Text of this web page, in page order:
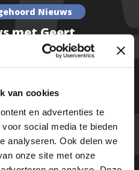
van cookies
en advertenties te
social media te bieden
analyseren. Ook delen we
onze site met onze
Nieuws
met Geert
en Peter
hier